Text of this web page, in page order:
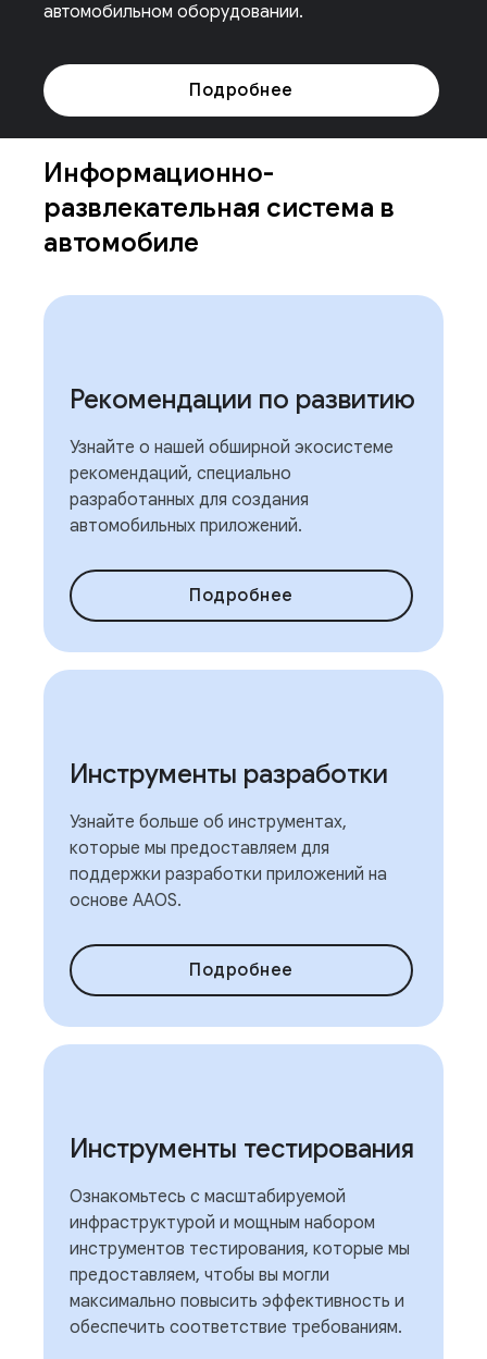
автомобильном оборудовании.
Подробнее
Информационно-
развлекательная система в
автомобиле
Рекомендации по развитию
Узнайте о нашей обширной экосистеме
рекомендаций, специально
разработанных для создания
автомобильных приложений.
Подробнее
Инструменты разработки
Узнайте больше об инструментах,
которые мы предоставляем для
поддержки разработки приложений на
основе AAOS.
Подробнее
Инструменты тестирования
Ознакомьтесь с масштабируемой
инфраструктурой и мощным набором
инструментов тестирования, которые мы
предоставляем, чтобы вы могли
максимально повысить эффективность и
обеспечить соответствие требованиям.